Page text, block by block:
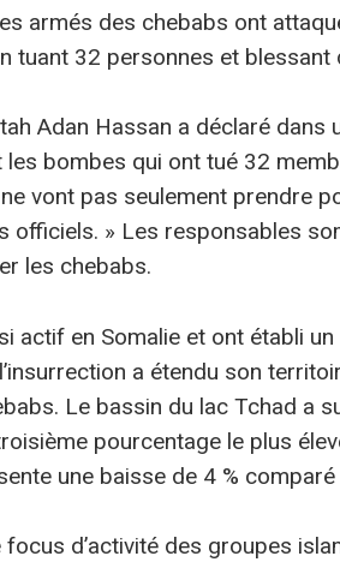
armés des chebabs ont
tuant 32 personnes et blessant
Adan Hassan a déclaré dans
bombes qui ont tué 32
vont pas seulement prendre
officiels. » Les responsables
les chebabs.
actif en Somalie et ont établi
a étendu son
Le bassin du lac Tchad a
pourcentage le plus
une baisse de 4 %
d’activité des groupes